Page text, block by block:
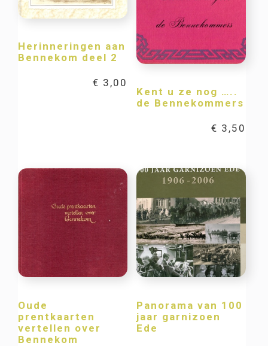
Herinneringen aan
Bennekom deel 2
€ 3,00
Kent u ze nog …..
de Bennekommers
€ 3,50
Oude
prentkaarten
vertellen over
Bennekom
Panorama van 100
jaar garnizoen
Ede